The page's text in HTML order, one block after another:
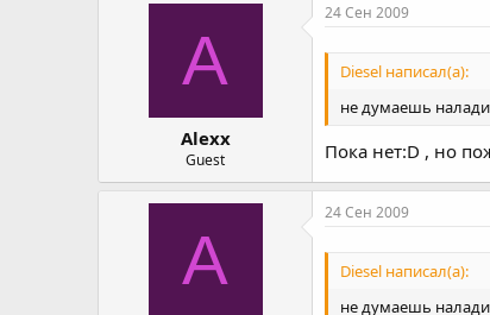
A
Alexx
Guest
24 Сен 2009
Diesel написал(а):
не думаешь
Пока нет:D , но
A
24 Сен 2009
Diesel написал(а):
не думаешь